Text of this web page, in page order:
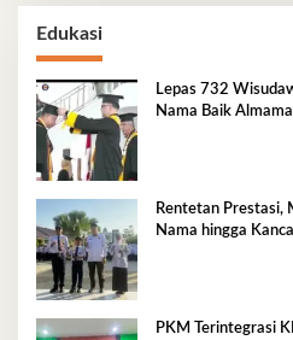
Edukasi
Lepas 732
Nama Baik
Rentetan Prestasi,
Nama hingga
PKM Terintegrasi